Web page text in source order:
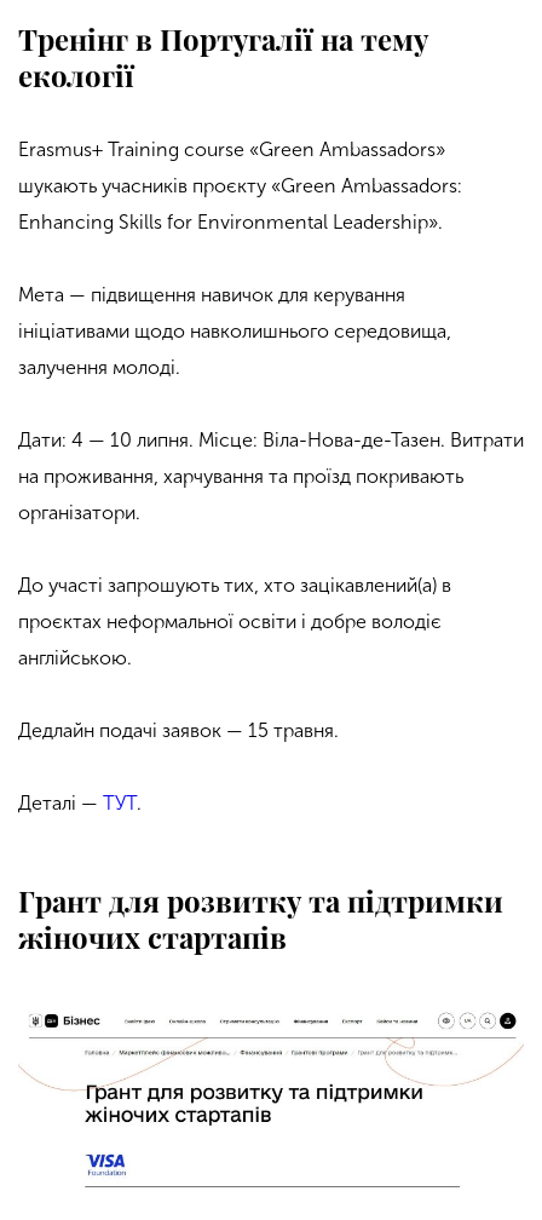
Тренінг в Португалії на тему
екології
Erasmus+ Training course «Green Ambassadors»
шукають учасників проєкту «Green Ambassadors:
Enhancing Skills for Environmental Leadership».
Мета — підвищення навичок для керування
ініціативами щодо навколишнього середовища,
залучення молоді.
Дати: 4 — 10 липня. Місце: Віла-Нова-де-Тазен. Витрати
на проживання, харчування та проїзд покривають
організатори.
До участі запрошують тих, хто зацікавлений(а) в
проєктах неформальної освіти і добре володіє
англійською.
Дедлайн подачі заявок — 15 травня.
Деталі — ТУТ.
Грант для розвитку та підтримки
жіночих стартапів